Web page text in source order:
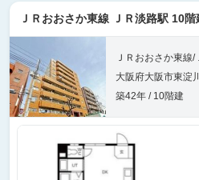
ＪＲおおさか東線 ＪＲ淡路駅 10
ＪＲおおさか東線
大阪府大阪市東淀
築42年 / 10階建